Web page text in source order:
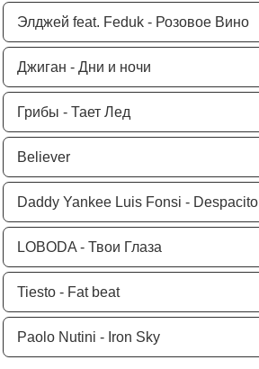
Элджей feat. Feduk - Розовое Вино
Джиган - Дни и ночи
Грибы - Тает Лед
Believer
Daddy Yankee Luis Fonsi - Despacito
LOBODA - Твои Глаза
Tiesto - Fat beat
Paolo Nutini - Iron Sky